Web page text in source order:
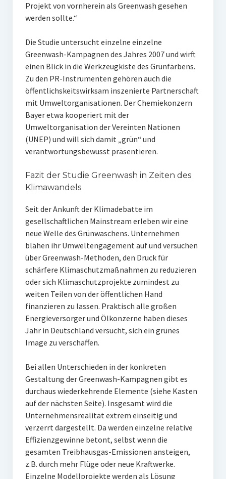
Projekt von vornherein als Greenwash gesehen
werden sollte.“
Die Studie untersucht einzelne einzelne
Greenwash-Kampagnen des Jahres 2007 und wirft
einen Blick in die Werkzeugkiste des Grünfärbens.
Zu den PR-Instrumenten gehören auch die
öffentlichskeitswirksam inszenierte Partnerschaft
mit Umweltorganisationen. Der Chemiekonzern
Bayer etwa kooperiert mit der
Umweltorganisation der Vereinten Nationen
(UNEP) und will sich damit „grün“ und
verantwortungsbewusst präsentieren.
Fazit der Studie Greenwash in Zeiten des
Klimawandels
Seit der Ankunft der Klimadebatte im
gesellschaftlichen Mainstream erleben wir eine
neue Welle des Grünwaschens. Unternehmen
blähen ihr Umweltengagement auf und versuchen
über Greenwash-Methoden, den Druck für
schärfere Klimaschutzmaßnahmen zu reduzieren
oder sich Klimaschutzprojekte zumindest zu
weiten Teilen von der öffentlichen Hand
finanzieren zu lassen. Praktisch alle großen
Energieversorger und Ölkonzerne haben dieses
Jahr in Deutschland versucht, sich ein grünes
Image zu verschaffen.
Bei allen Unterschieden in der konkreten
Gestaltung der Greenwash-Kampagnen gibt es
durchaus wiederkehrende Elemente (siehe Kasten
auf der nächsten Seite). Insgesamt wird die
Unternehmensrealität extrem einseitig und
verzerrt dargestellt. Da werden einzelne relative
Effizienzgewinne betont, selbst wenn die
gesamten Treibhausgas-Emissionen ansteigen,
z.B. durch mehr Flüge oder neue Kraftwerke.
Einzelne Modellprojekte werden als Lösung